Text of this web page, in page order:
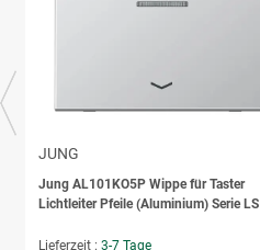
JUNG
Jung AL101KO5P Wippe für Taster
Lichtleiter Pfeile (Aluminium) Serie LS
Lieferzeit : 3-7 Tage